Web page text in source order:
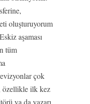
oluşturuyorum
aşaması
tüm
çok
özellikle ilk kez
ya da yazarı